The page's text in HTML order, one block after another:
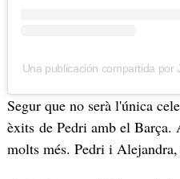
Una publicación compartida por
Segur que no serà l'única
èxits de Pedri amb el
molts més. Pedri i Alejandra,